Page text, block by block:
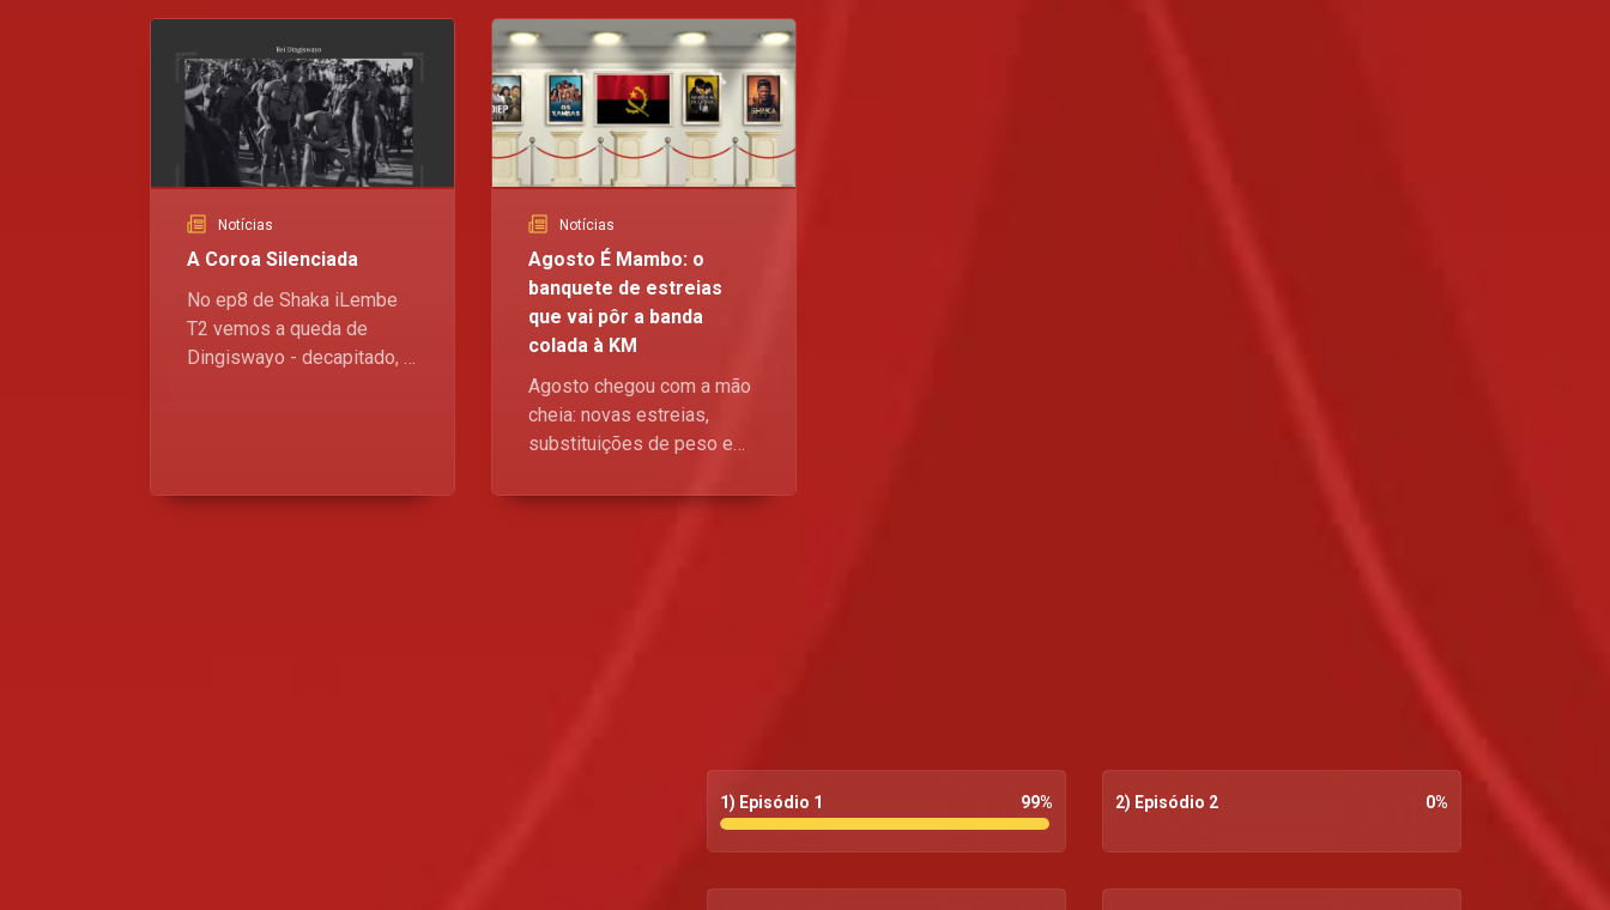
Notícias
A Coroa Silenciada
No ep8 de Shaka iLembe
T2 vemos a queda de
Dingiswayo - decapitado, o
preço da confiança e como
Notícias
Agosto É Mambo: o
banquete de estreias
que vai pôr a banda
colada à KM
Agosto chegou com a mão
cheia: novas estreias,
substituições de peso e
saber por que este mês
1) Episódio 1 99% 2) Episódio 2 0%